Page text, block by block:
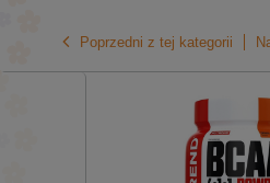
Poprzedni z tej kategorii